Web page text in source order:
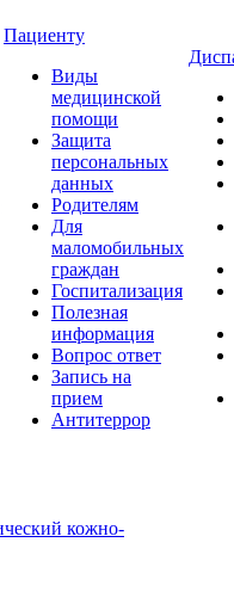
Пациенту
Виды
медицинской
помощи
Защита
персональных
данных
Родителям
Для
маломобильных
граждан
Госпитализация
Полезная
информация
Вопрос ответ
Запись на
прием
Антитеррор